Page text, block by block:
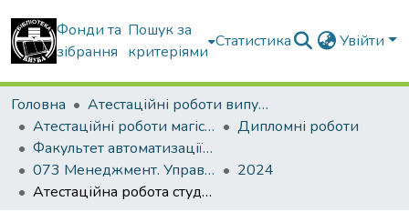
Фонди та
зібрання
Пошук за
критеріями
Статистика Увійти
Головна
Атестаційні роботи випускників
Атестаційні роботи магістрів
Дипломні роботи
Факультет автоматизації і інформаційних технологій
073 Менеджмент. Управління проектами
2024
Атестаційна робота студента Романишена Олега Віталійовича